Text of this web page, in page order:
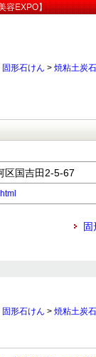
容EXPO】
固形石けん > 焼粘土炭
国吉田2-5-67
固
固形石けん > 焼粘土炭